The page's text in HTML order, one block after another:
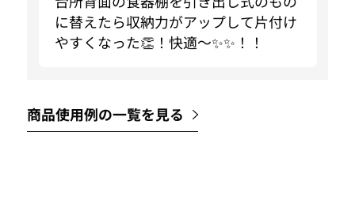
に替えたら収納力がアップして片付け
やすくなった👏！快適〜✨✨！！
商品使用例の一覧を見る